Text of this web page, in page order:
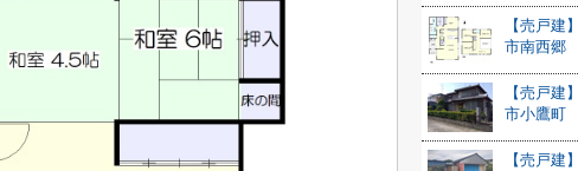
【売戸建
市南西郷
【売戸建
市小鷹町
【売戸建